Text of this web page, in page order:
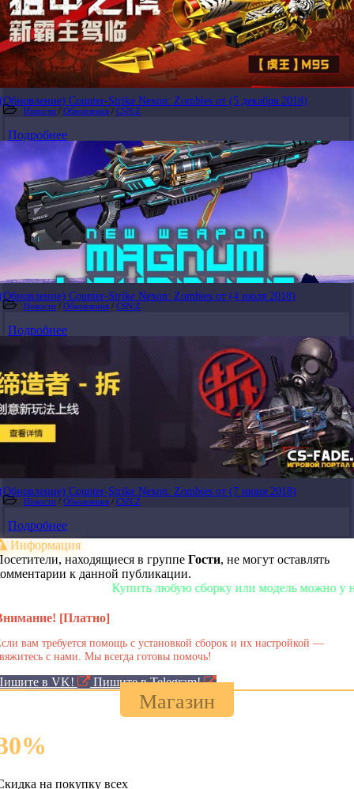
(Обновление) Counter-Strike Nexon: Zombies от (5 декабря 2018)
Новости / Обновления / CSN:Z
Подробнее
(Обновление) Counter-Strike Nexon: Zombies от (4 июля 2018)
Новости / Обновления / CSN:Z
Подробнее
(Обновление) Counter-Strike Nexon: Zombies от (7 июня 2018)
Новости / Обновления / CSN:Z
Подробнее
Информация
находящиеся в группе Гости, не могут оставлять
к данной публикации.
Купить любую сборку или модель можно у нас в
[Платно]
вам требуется помощь с установкой сборок и их настройкой —
с нами. Мы всегда готовы помочь!
в VK! Пишите в Telegram!
Магазин
%
на покупку всех